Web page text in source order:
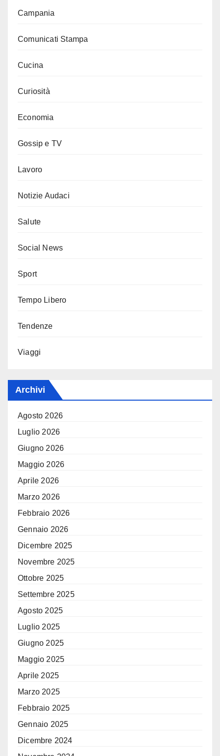
Campania
Comunicati Stampa
Cucina
Curiosità
Economia
Gossip e TV
Lavoro
Notizie Audaci
Salute
Social News
Sport
Tempo Libero
Tendenze
Viaggi
Archivi
Agosto 2026
Luglio 2026
Giugno 2026
Maggio 2026
Aprile 2026
Marzo 2026
Febbraio 2026
Gennaio 2026
Dicembre 2025
Novembre 2025
Ottobre 2025
Settembre 2025
Agosto 2025
Luglio 2025
Giugno 2025
Maggio 2025
Aprile 2025
Marzo 2025
Febbraio 2025
Gennaio 2025
Dicembre 2024